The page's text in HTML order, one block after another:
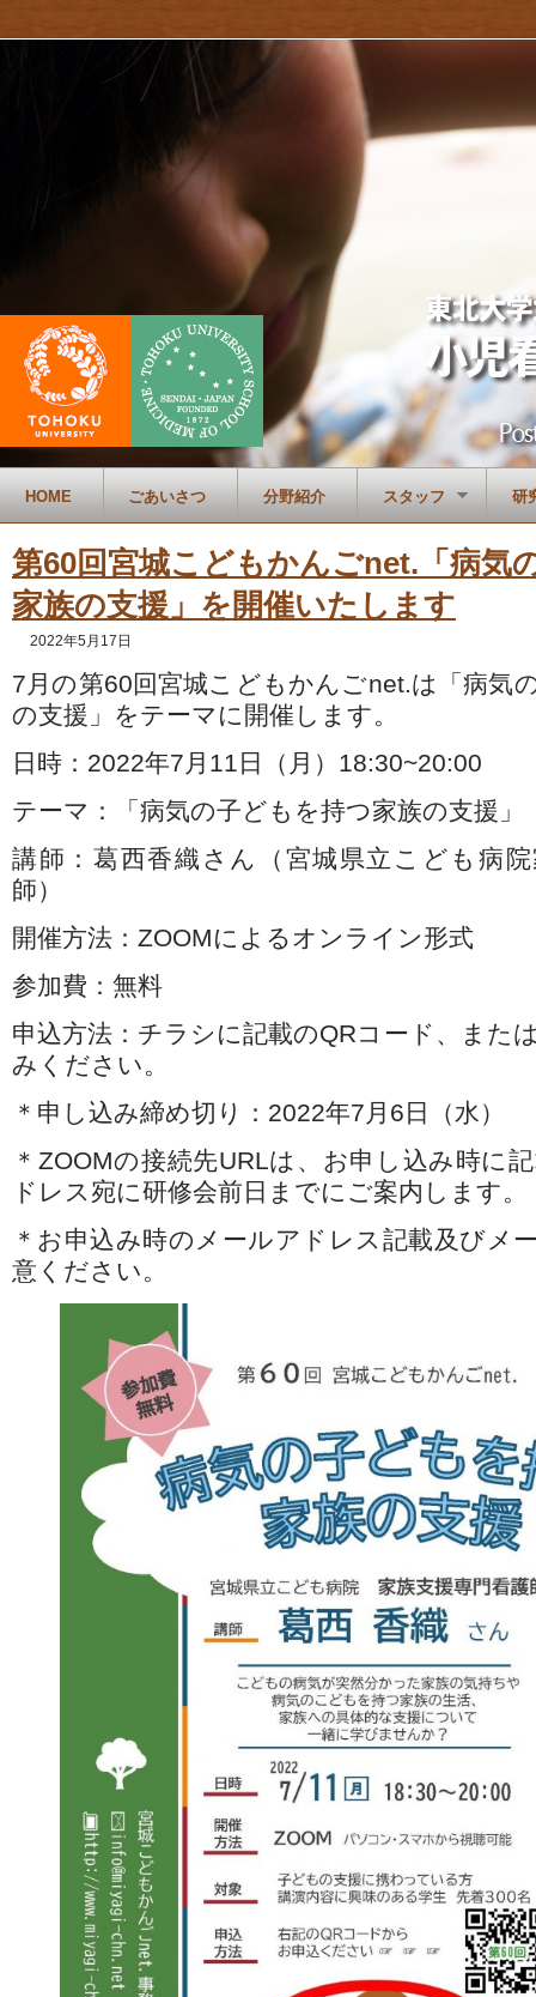
HOME ごあいさつ 分野紹介 スタッフ 研
第60回宮城こどもかんごnet.「病気
家族の支援」を開催いたします
2022年5月17日
7月の第60回宮城こどもかんごnet.は「病気
の支援」をテーマに開催します。
日時：2022年7月11日（月）18:30~20:00
テーマ：「病気の子どもを持つ家族の支援」
講師：葛西香織さん（宮城県立こども病
師）
開催方法：ZOOMによるオンライン形式
参加費：無料
申込方法：チラシに記載のQRコード、また
みください。
＊申し込み締め切り：2022年7月6日（水）
＊ZOOMの接続先URLは、お申し込み時に
ドレス宛に研修会前日までにご案内します。
＊お申込み時のメールアドレス記載及びメ
意ください。